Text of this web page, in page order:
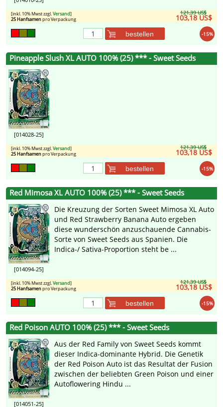
121,39 US$
103,18 US$
[inkl. 10% Mwst zzgl.Versand]
25 Hanfsamenpro Verpackung
-15%
bestellen
Pineapple Slush XL AUTO 100% (25) *** - Sweet Seeds
[014028-25]
121,39 US$
103,18 US$
[inkl. 10% Mwst zzgl.Versand]
25 Hanfsamenpro Verpackung
-15%
bestellen
Red Mimosa XL AUTO 100% (25) *** - Sweet Seeds
[014094-25]
Die Kreuzung der Sorten Sweet Mimosa XL Auto
und Red Strawberry Banana Auto ergeben
diese wunderschön anzuschauende Cannabis-
Sorte von Sweet Seeds aus Spanien. Die
Indica-/ Sativa-Proportion steht be ...
121,39 US$
103,18 US$
[inkl. 10% Mwst zzgl.Versand]
25 Hanfsamenpro Verpackung
-15%
bestellen
Red Poison AUTO 100% (25) *** - Sweet Seeds
[014051-25]
Aus der Red Family von Sweet Seeds kommt
dieser Indica-dominante Hybrid. Die Genetik
der Red Poison Auto ist das Resultat der Fusion
zwischen der beliebten Green Poison und einer
Autoflowering Hindu ...